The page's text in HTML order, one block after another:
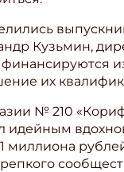
Кузьмин,
их
№ 210
идейным
миллиона